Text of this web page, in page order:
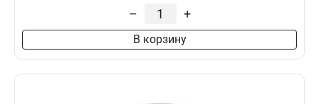
– +
В корзину